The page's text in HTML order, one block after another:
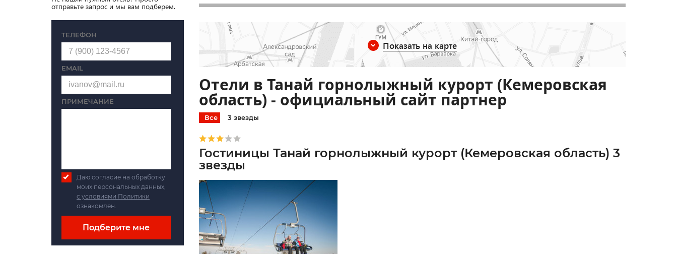
Показать на карте
Отели в Танай горнолыжный курорт (Кемеровская
область) - официальный сайт партнер
Все 3 звезды
Гостиницы Танай горнолыжный курорт (Кемеровская область) 3
звезды
отправьте запрос и мы вам подберем.
ТЕЛЕФОН
EMAIL
ПРИМЕЧАНИЕ
Даю согласие на обработку
моих персональных данных,
с условиями Политики
ознакомлен.
Подберите мне